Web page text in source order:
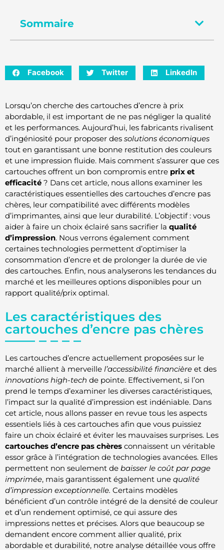
Sommaire
Facebook Twitter LinkedIn
Lorsqu’on cherche des cartouches d’encre à prix
abordable, il est important de ne pas négliger la qualité
et les performances. Aujourd’hui, les fabricants rivalisent
d’ingéniosité pour proposer des solutions économiques
tout en garantissant une bonne restitution des couleurs
et une impression fluide. Mais comment s’assurer que ces
cartouches offrent un bon compromis entre prix et
efficacité ? Dans cet article, nous allons examiner les
caractéristiques essentielles des cartouches d’encre pas
chères, leur compatibilité avec différents modèles
d’imprimantes, ainsi que leur durabilité. L’objectif : vous
aider à faire un choix éclairé sans sacrifier la qualité
d’impression. Nous verrons également comment
certaines technologies permettent d’optimiser la
consommation d’encre et de prolonger la durée de vie
des cartouches. Enfin, nous analyserons les tendances du
marché et les meilleures options disponibles pour un
rapport qualité/prix optimal.
Les caractéristiques des
cartouches d’encre pas chères
Les cartouches d’encre actuellement proposées sur le
marché allient à merveille l’accessibilité financière et des
innovations high-tech de pointe. Effectivement, si l’on
prend le temps d’examiner les diverses caractéristiques,
l’impact sur la qualité d’impression est indéniable. Dans
cet article, nous allons passer en revue tous les aspects
essentiels liés à ces cartouches afin que vous puissiez
faire un choix éclairé et éviter les mauvaises surprises. Les
cartouches d’encre pas chères connaissent un véritable
essor grâce à l’intégration de technologies avancées. Elles
permettent non seulement de baisser le coût par page
imprimée, mais garantissent également une qualité
d’impression exceptionnelle. Certains modèles
bénéficient d’un contrôle intégré de la densité de couleur
et d’un rendement optimisé, ce qui assure des
impressions nettes et précises. Alors que beaucoup se
demandent encore comment allier qualité, prix
abordable et durabilité, notre analyse détaillée vous offre